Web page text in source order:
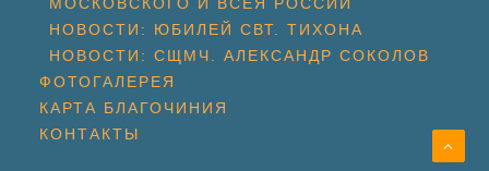
НОВОСТИ: ЮБИЛЕЙ СВТ. ТИХОНА
НОВОСТИ: СЩМЧ. АЛЕКСАНДР СОКОЛОВ
ФОТОГАЛЕРЕЯ
КАРТА БЛАГОЧИНИЯ
КОНТАКТЫ